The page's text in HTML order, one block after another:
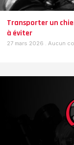
Transporter un
à éviter
27 mars 2026 Aucun